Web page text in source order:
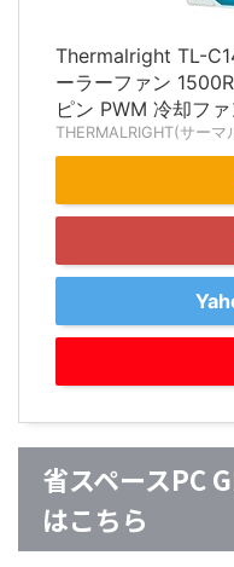
Thermalright TL-
ーラーファン
ピン PWM 冷却フ
THERMALRIGHT(サーマ
省スペースPC
はこちら